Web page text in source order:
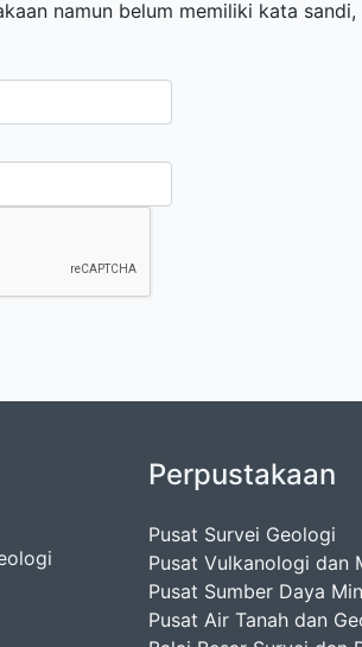
namun belum memiliki kata
Perpustakaan
Pusat Survei Geologi
Pusat Vulkanologi dan
Pusat Sumber Daya
Pusat Air Tanah dan